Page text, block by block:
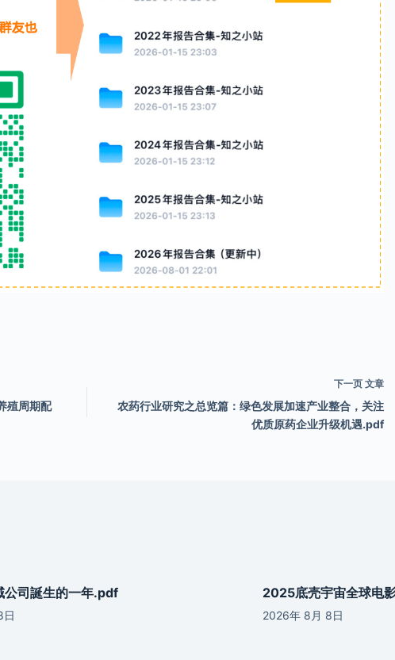
殖周期配
下一页 文章
农药行业研究之总览篇：绿色发展加速产业整合，关注
优质原药企业升级机遇.pdf
司誕生的一年.pdf 2025底壳宇宙全球电
2026年 8月 8日